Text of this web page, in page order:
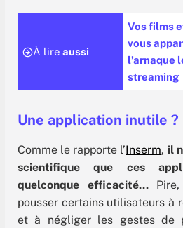
À lire aussi
Vos films
vous
l’arnaque
streaming
Une application inutile ?
Comme le rapporte l’Inserm, il
scientifique que ces
quelconque efficacité…Pire,
pousser certains utilisateurs à
et à négliger les gestes de